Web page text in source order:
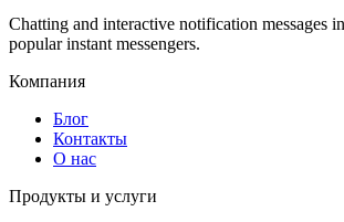
Chatting and interactive notification messages
popular instant messengers.
Компания
Блог
Контакты
О нас
Продукты и услуги